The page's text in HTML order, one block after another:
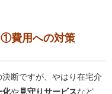
費用への対策
断ですが、やはり在宅介
化や見守りサービスなど、